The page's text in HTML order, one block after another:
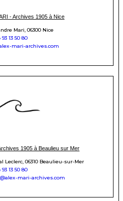
- Archives 1905 à Nice
Mari, 06300 Nice
93 13 50 80
mari-archives.com
1905 à Beaulieu sur Mer
Leclerc, 06310 Beaulieu-sur-Mer
93 13 50 80
mari-archives.com